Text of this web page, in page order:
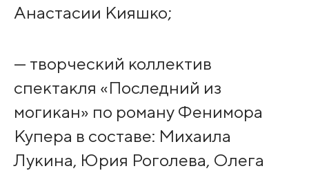
Анастасии Кияшко;
— творческий коллектив
спектакля «Последний из
могикан» по роману Фенимора
Купера в составе: Михаила
Лукина, Юрия Роголева, Олега